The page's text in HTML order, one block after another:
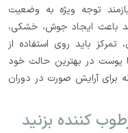
توجه ویژه به وضعیت
باعث ایجاد جوش، خشکی،
باید روی استفاده از
در بهترین حالت خود
برای آرایش صورت در دوران
کننده بزنید